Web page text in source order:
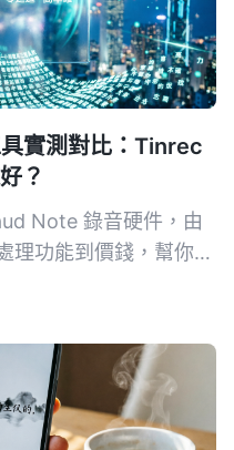
實測對比：Tinrec
？
Note 錄音硬件，由
理功能到價錢，幫你揀